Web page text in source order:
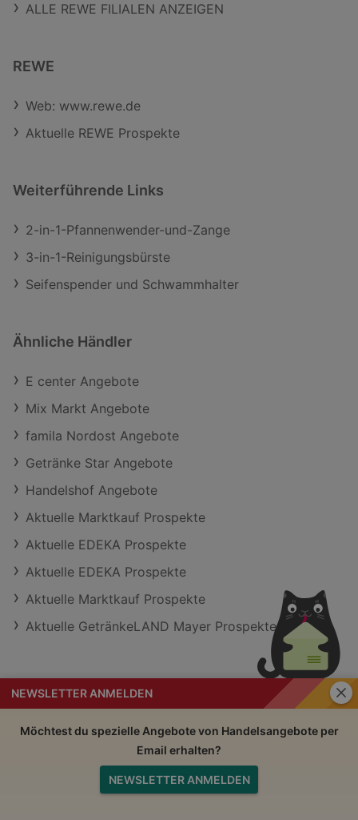
NEWSLETTER ANMELDEN
Möchtest du spezielle Angebote von Handelsangebote per
Email erhalten?
NEWSLETTER ANMELDEN
ALLE REWE FILIALEN ANZEIGEN
REWE
Web: www.rewe.de
Aktuelle REWE Prospekte
Weiterführende Links
2-in-1-Pfannenwender-und-Zange
3-in-1-Reinigungsbürste
Seifenspender und Schwammhalter
Ähnliche Händler
E center Angebote
Mix Markt Angebote
famila Nordost Angebote
Getränke Star Angebote
Handelshof Angebote
Aktuelle Marktkauf Prospekte
Aktuelle EDEKA Prospekte
Aktuelle EDEKA Prospekte
Aktuelle Marktkauf Prospekte
Aktuelle GetränkeLAND Mayer Prospekte
Handelsangebote Impressum
Nutzungsbedingungen
Datenschutzerklärung